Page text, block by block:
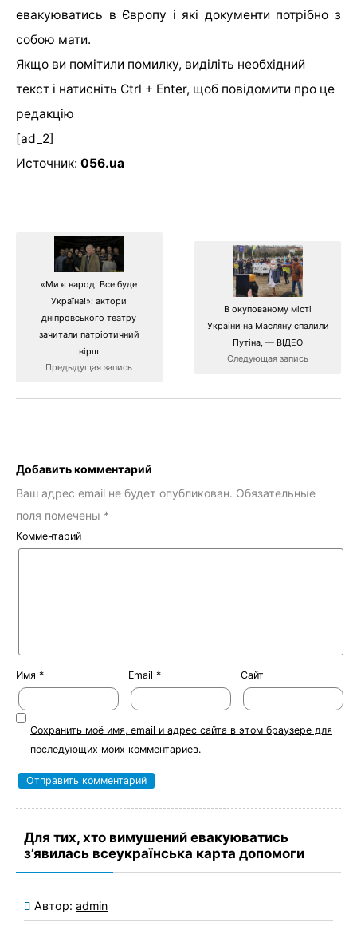
евакуюватись в Європу і які документи потрібно з
собою мати.
Якщо ви помітили помилку, виділіть необхідний
текст і натисніть Ctrl + Enter, щоб повідомити про це
редакцію
[ad_2]
Источник: 056.ua
«Ми є народ! Все буде
Україна!»: актори
дніпровського театру
зачитали патріотичний
вірш
Предыдущая запись
В окупованому місті
України на Масляну спалили
Путіна, — ВІДЕО
Следующая запись
Добавить комментарий
Ваш адрес email не будет опубликован. Обязательные
поля помечены *
Комментарий
Имя * Email * Сайт
Сохранить моё имя, email и адрес сайта в этом браузере для
последующих моих комментариев.
Для тих, хто вимушений евакуюватись
з’явилась всеукраїнська карта допомоги
Автор: admin